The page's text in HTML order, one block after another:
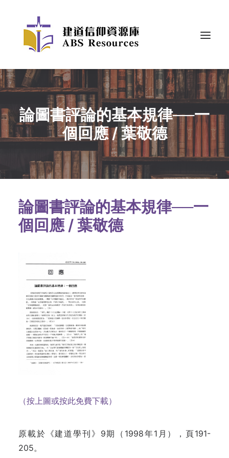
論圖書評論的基本規律──一
個回應 / 葉敬德
論圖書評論的基本規律──一
個回應 / 葉敬德
（按上圖或按此免費下載）
原載於《建道學刊》9期（1998年1月），頁191-
205。